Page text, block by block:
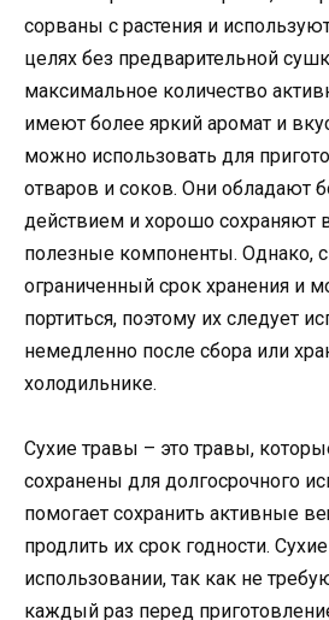
сорваны с растения и
целях без предварительной
максимальное количество
имеют более яркий аромат и
можно использовать для
отваров и соков. Они обладают
действием и хорошо сохраняют
полезные компоненты. Однако,
ограниченный срок хранения и
портиться, поэтому их следует
немедленно после сбора или
холодильнике.
Сухие травы – это травы,
сохранены для долгосрочного
помогает сохранить активные
продлить их срок годности.
использовании, так как не
каждый раз перед